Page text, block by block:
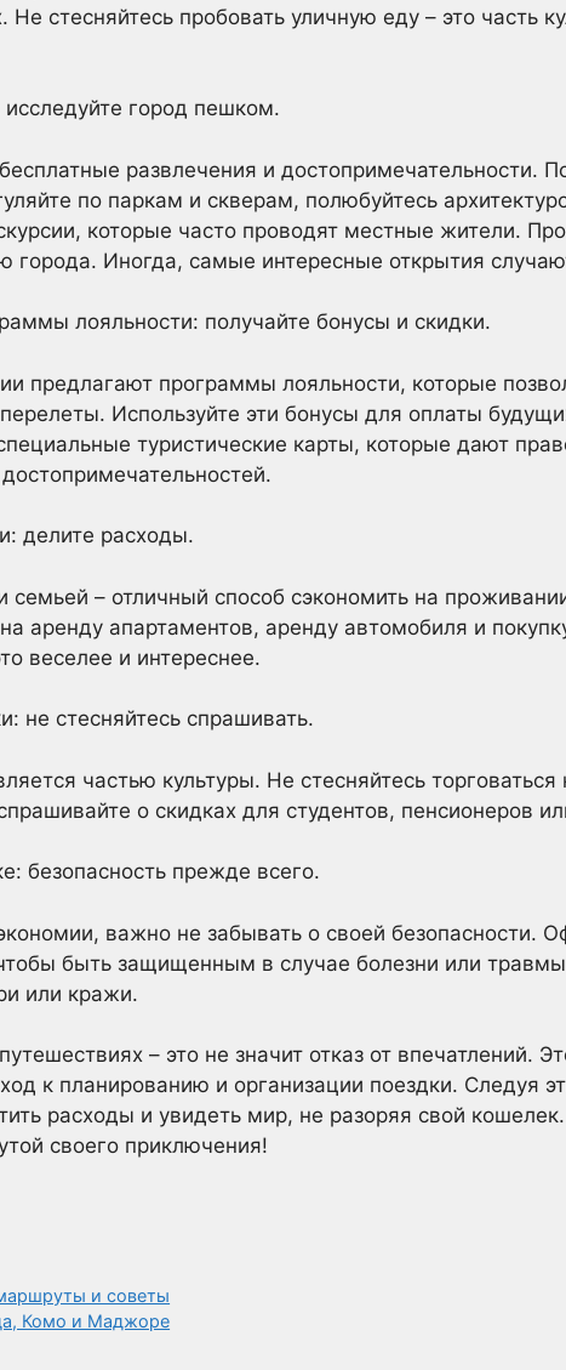
Не стесняйтесь пробовать уличную еду – это часть
город пешком.
развлечения и достопримечательности.
по паркам и скверам, полюбуйтесь
которые часто проводят местные жители.
Иногда, самые интересные открытия
лояльности: получайте бонусы и скидки.
предлагают программы лояльности, которые
Используйте эти бонусы для оплаты
туристические карты, которые дают
делите расходы.
семьей – отличный способ сэкономить на
аренду апартаментов, аренду автомобиля и
веселее и интереснее.
не стесняйтесь спрашивать.
частью культуры. Не стесняйтесь
о скидках для студентов, пенсионеров
безопасность прежде всего.
важно не забывать о своей безопасности.
быть защищенным в случае болезни или
или кражи.
– это не значит отказ от впечатлений.
к планированию и организации поездки. Следуя
расходы и увидеть мир, не разоряя свой
своего приключения!
и советы
Комо и Маджоре